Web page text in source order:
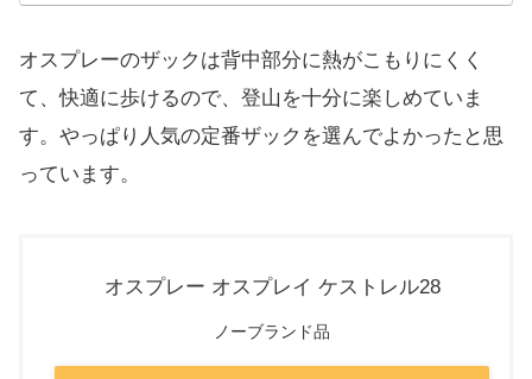
オスプレーのザックは背中部分に熱がこもりにくく
て、快適に歩けるので、登山を十分に楽しめていま
す。やっぱり人気の定番ザックを選んでよかったと思
っています。
オスプレー オスプレイ ケストレル28
ノーブランド品